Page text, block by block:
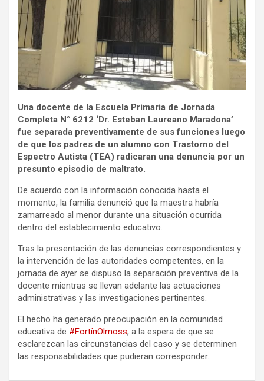
Una docente de la Escuela Primaria de Jornada
Completa N° 6212 ‘Dr. Esteban Laureano Maradona’
fue separada preventivamente de sus funciones luego
de que los padres de un alumno con Trastorno del
Espectro Autista (TEA) radicaran una denuncia por un
presunto episodio de maltrato.
De acuerdo con la información conocida hasta el
momento, la familia denunció que la maestra habría
zamarreado al menor durante una situación ocurrida
dentro del establecimiento educativo.
Tras la presentación de las denuncias correspondientes y
la intervención de las autoridades competentes, en la
jornada de ayer se dispuso la separación preventiva de la
docente mientras se llevan adelante las actuaciones
administrativas y las investigaciones pertinentes.
El hecho ha generado preocupación en la comunidad
educativa de #FortínOlmoss, a la espera de que se
esclarezcan las circunstancias del caso y se determinen
las responsabilidades que pudieran corresponder.